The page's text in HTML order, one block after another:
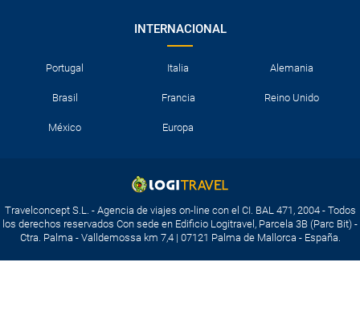
INTERNACIONAL
Portugal Italia Alemania
Brasil Francia Reino Unido
México Europa
Travelconcept S.L. - Agencia de viajes on-line con el CI. BAL 471, 2004 - Todos
los derechos reservados Con sede en Edificio Logitravel, Parcela 3B (Parc Bit) -
Ctra. Palma - Valldemossa km 7,4 | 07121 Palma de Mallorca - España.